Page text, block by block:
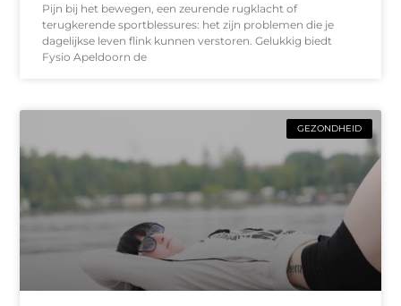
Pijn bij het bewegen, een zeurende rugklacht of
terugkerende sportblessures: het zijn problemen die je
dagelijkse leven flink kunnen verstoren. Gelukkig biedt
Fysio Apeldoorn de
GEZONDHEID